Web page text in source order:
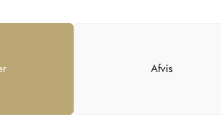
Afvis